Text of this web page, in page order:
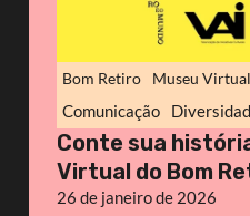
Bom Retiro Museu
Comunicação
Conte sua
Virtual do Bom
26 de janeiro de 2026